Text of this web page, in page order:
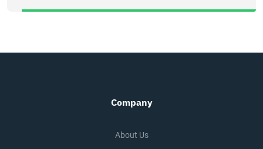
Company
About Us